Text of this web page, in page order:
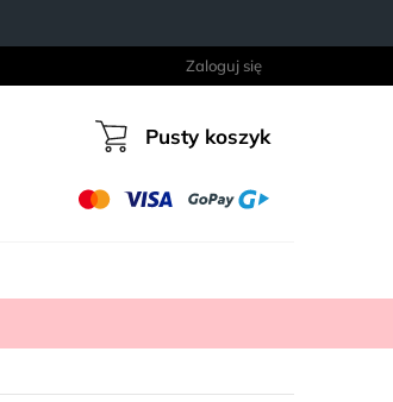
Zaloguj się
Koszyk
Pusty koszyk